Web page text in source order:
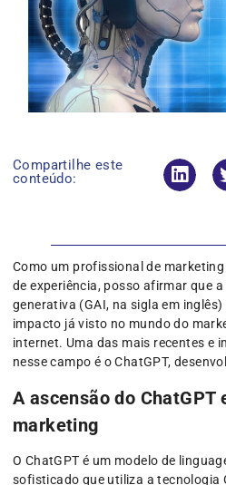
Compartilhe este
conteúdo:
Como um profissional de
de experiência, posso afirmar que
generativa (GAI, na sigla em
impacto já visto no mundo do
internet. Uma das mais recentes e
nesse campo é o ChatGPT,
A ascensão do ChatGPT
marketing
O ChatGPT é um modelo de
sofisticado que utiliza a tecnologia